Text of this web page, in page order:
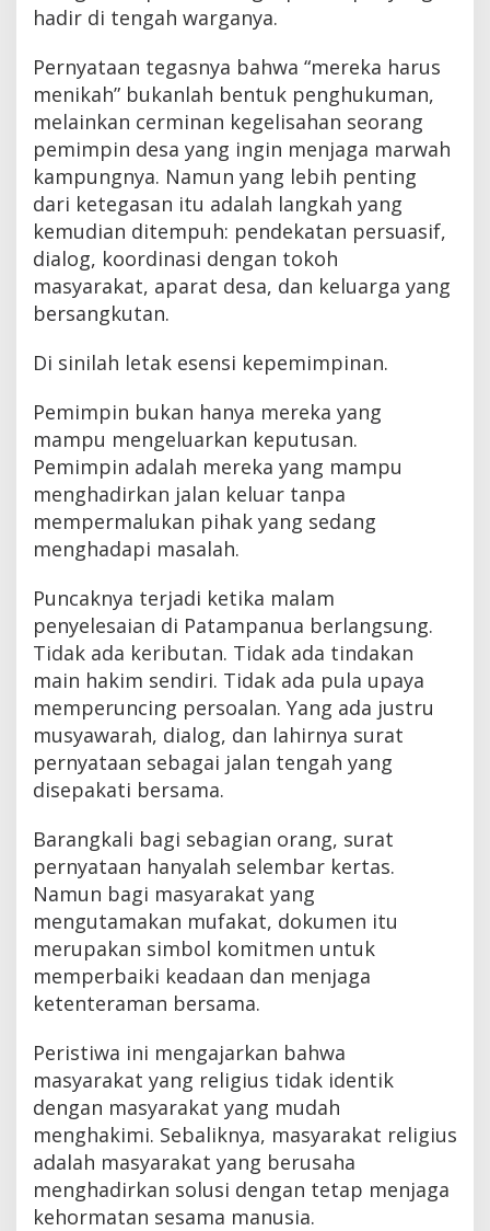
hadir di tengah warganya.
Pernyataan tegasnya bahwa “mereka harus
menikah” bukanlah bentuk penghukuman,
melainkan cerminan kegelisahan seorang
pemimpin desa yang ingin menjaga marwah
kampungnya. Namun yang lebih penting
dari ketegasan itu adalah langkah yang
kemudian ditempuh: pendekatan persuasif,
dialog, koordinasi dengan tokoh
masyarakat, aparat desa, dan keluarga yang
bersangkutan.
Di sinilah letak esensi kepemimpinan.
Pemimpin bukan hanya mereka yang
mampu mengeluarkan keputusan.
Pemimpin adalah mereka yang mampu
menghadirkan jalan keluar tanpa
mempermalukan pihak yang sedang
menghadapi masalah.
Puncaknya terjadi ketika malam
penyelesaian di Patampanua berlangsung.
Tidak ada keributan. Tidak ada tindakan
main hakim sendiri. Tidak ada pula upaya
memperuncing persoalan. Yang ada justru
musyawarah, dialog, dan lahirnya surat
pernyataan sebagai jalan tengah yang
disepakati bersama.
Barangkali bagi sebagian orang, surat
pernyataan hanyalah selembar kertas.
Namun bagi masyarakat yang
mengutamakan mufakat, dokumen itu
merupakan simbol komitmen untuk
memperbaiki keadaan dan menjaga
ketenteraman bersama.
Peristiwa ini mengajarkan bahwa
masyarakat yang religius tidak identik
dengan masyarakat yang mudah
menghakimi. Sebaliknya, masyarakat religius
adalah masyarakat yang berusaha
menghadirkan solusi dengan tetap menjaga
kehormatan sesama manusia.